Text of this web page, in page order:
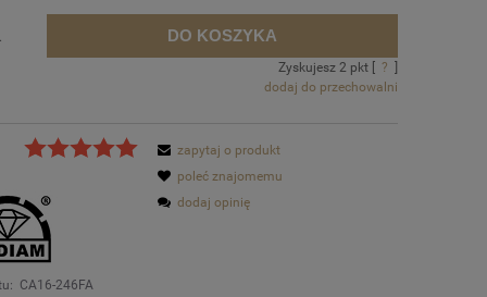
DO KOSZYKA
Zyskujesz 2 pkt [ ?
dodaj do przechowalni
CA16-246FA
zapytaj o produkt
poleć znajomemu
dodaj opinię